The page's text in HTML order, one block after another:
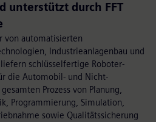
unterstützt durch FFT
von automatisierten
Industrieanlagenbau und
schlüsselfertige Roboter-
die Automobil- und Nicht-
Prozess von Planung,
Programmierung, Simulation,
sowie Qualitätssicherung